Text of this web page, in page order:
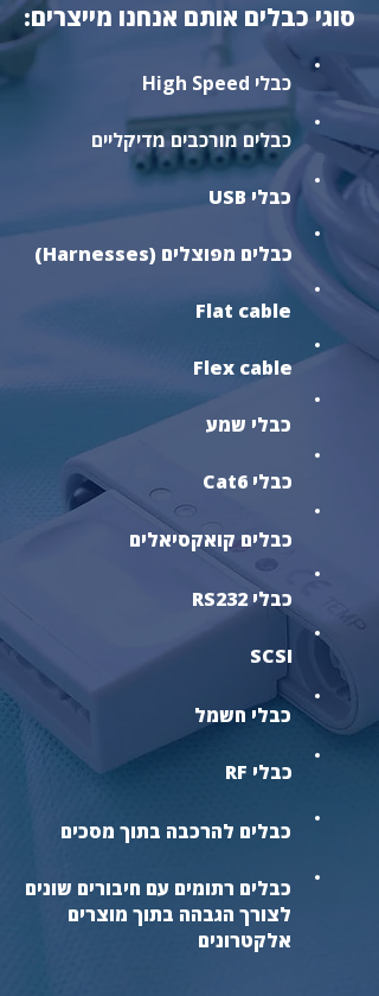
סוגי כבלים אותם אנחנו מייצרים:
כבלי High Speed
כבלים מורכבים מדיקליים
כבלי USB
כבלים מפוצלים (Harnesses)
Flat cable
Flex cable
כבלי שמע
כבלי Cat6
כבלים קואקסיאלים
כבלי RS232
SCSI
כבלי חשמל
כבלי RF
כבלים להרכבה בתוך מסכים
כבלים רתומים עם חיבורים שונים
לצורך הגבהה בתוך מוצרים
אלקטרונים